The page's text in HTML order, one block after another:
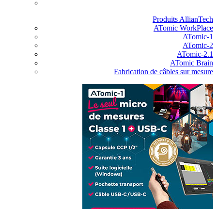
Produits AllianTech
ATomic WorkPlace
ATomic-1
ATomic-2
ATomic-2.1
ATomic Brain
Fabrication de câbles sur mesure